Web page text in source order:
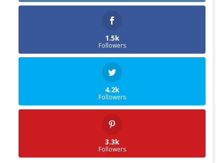
1.5k
Followers
4.2k
Followers
3.3k
Followers